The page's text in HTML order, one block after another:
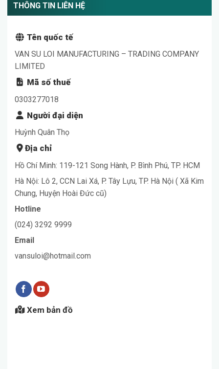
THÔNG TIN LIÊN HỆ
Tên quốc tế
VAN SU LOI MANUFACTURING – TRADING COMPANY
LIMITED
Mã số thuế
0303277018
Người đại diện
Huỳnh Quân Thọ
Địa chỉ
Hồ Chí Minh: 119-121 Song Hành, P. Bình Phú, TP. HCM
Hà Nội: Lô 2, CCN Lai Xá, P. Tây Lựu, TP. Hà Nội ( Xã Kim
Chung, Huyện Hoài Đức cũ)
Hotline
(024) 3292 9999
Email
vansuloi@hotmail.com
Xem bản đồ